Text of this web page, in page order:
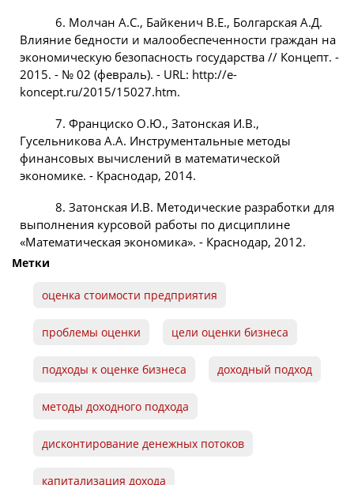
6. Молчан А.С., Байкенич В.Е., Болгарская А.Д.
Влияние бедности и малообеспеченности граждан на
экономическую безопасность государства // Концепт. -
2015. - № 02 (февраль). - URL: http://e-
koncept.ru/2015/15027.htm.
7. Франциско О.Ю., Затонская И.В.,
Гусельникова А.А. Инструментальные методы
финансовых вычислений в математической
экономике. - Краснодар, 2014.
8. Затонская И.В. Методические разработки для
выполнения курсовой работы по дисциплине
«Математическая экономика». - Краснодар, 2012.
Метки
оценка стоимости предприятия
проблемы оценки цели оценки бизнеса
подходы к оценке бизнеса доходный подход
методы доходного подхода
дисконтирование денежных потоков
капитализация дохода